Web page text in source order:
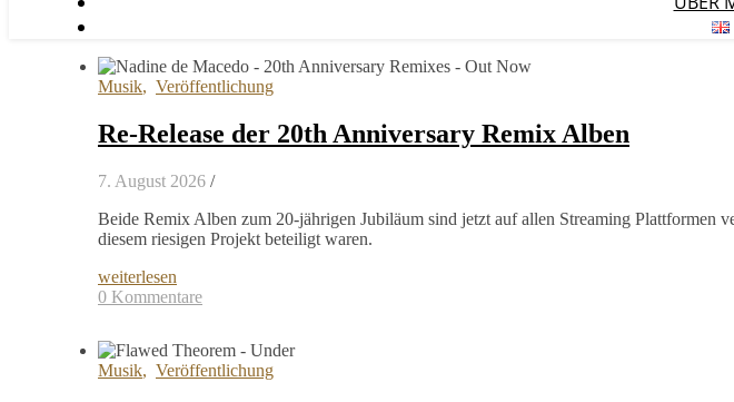
Musik, Veröffentlichung
Re-Release der 20th Anniversary Remix Alben
7. August 2026 /
Beide Remix Alben zum 20-jährigen Jubiläum sind jetzt auf allen Streaming Plattformen
diesem riesigen Projekt beteiligt waren.
weiterlesen
0 Kommentare
Musik, Veröffentlichung